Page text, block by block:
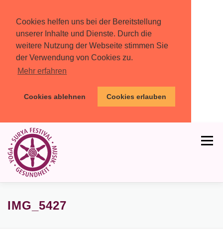
Cookies helfen uns bei der Bereitstellung
unserer Inhalte und Dienste. Durch die
weitere Nutzung der Webseite stimmen Sie
der Verwendung von Cookies zu.
Mehr erfahren
Cookies ablehnen Cookies erlauben
Inhalt
springen
Menü
HOME PROGRAMM
IMG_5427